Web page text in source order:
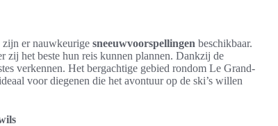
zijn er nauwkeurige sneeuwvoorspellingen beschikbaar.
zij het beste hun reis kunnen plannen. Dankzij de
verkennen. Het bergachtige gebied rondom Le Grand-
voor diegenen die het avontuur op de ski’s willen